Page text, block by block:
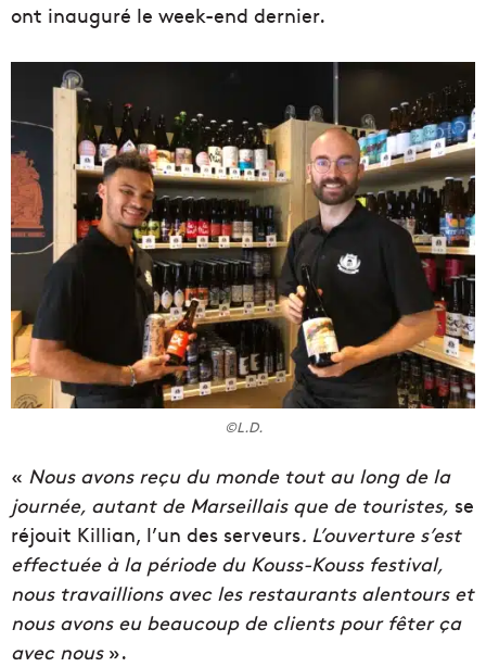
ont inauguré le week-end dernier.
©L.D.
« Nous avons reçu du monde tout au long de la
journée, autant de Marseillais que de touristes, se
réjouit Killian, l’un des serveurs. L’ouverture s’est
effectuée à la période du Kouss-Kouss festival,
nous travaillions avec les restaurants alentours et
nous avons eu beaucoup de clients pour fêter ça
avec nous».